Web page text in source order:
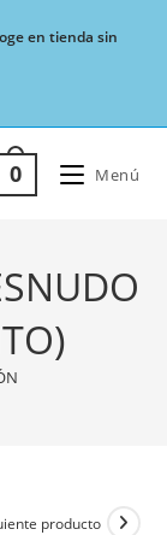
en tienda sin
0 Menú
producto